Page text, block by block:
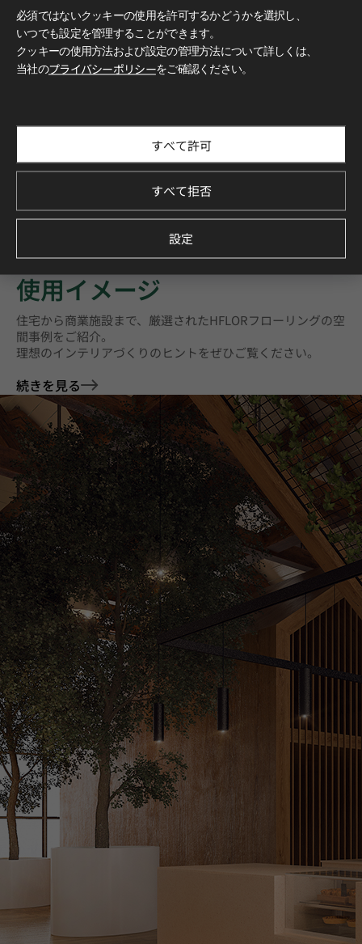
使用イメージ
住宅から商業施設まで、厳選されたHFLORフローリングの空
間事例をご紹介。
理想のインテリアづくりのヒントをぜひご覧ください。
続きを見る
必須ではないクッキーの使用を許可するかどうかを選択し、
いつでも設定を管理することができます。
クッキーの使用方法および設定の管理方法について詳しくは、
当社のプライバシーポリシーをご確認ください。
すべて許可
すべて拒否
設定